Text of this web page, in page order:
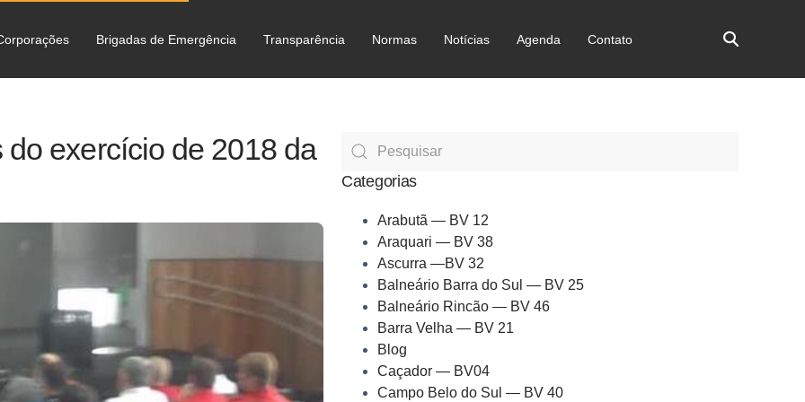
Brigadas de Emergência Transparência Normas Notícias Agenda Contato
exercício de 2018 da
Categorias
Arabutã — BV 12
Araquari — BV 38
Ascurra —BV 32
Balneário Barra do Sul — BV 25
Balneário Rincão — BV 46
Barra Velha — BV 21
Blog
Caçador — BV04
Campo Belo do Sul — BV 40